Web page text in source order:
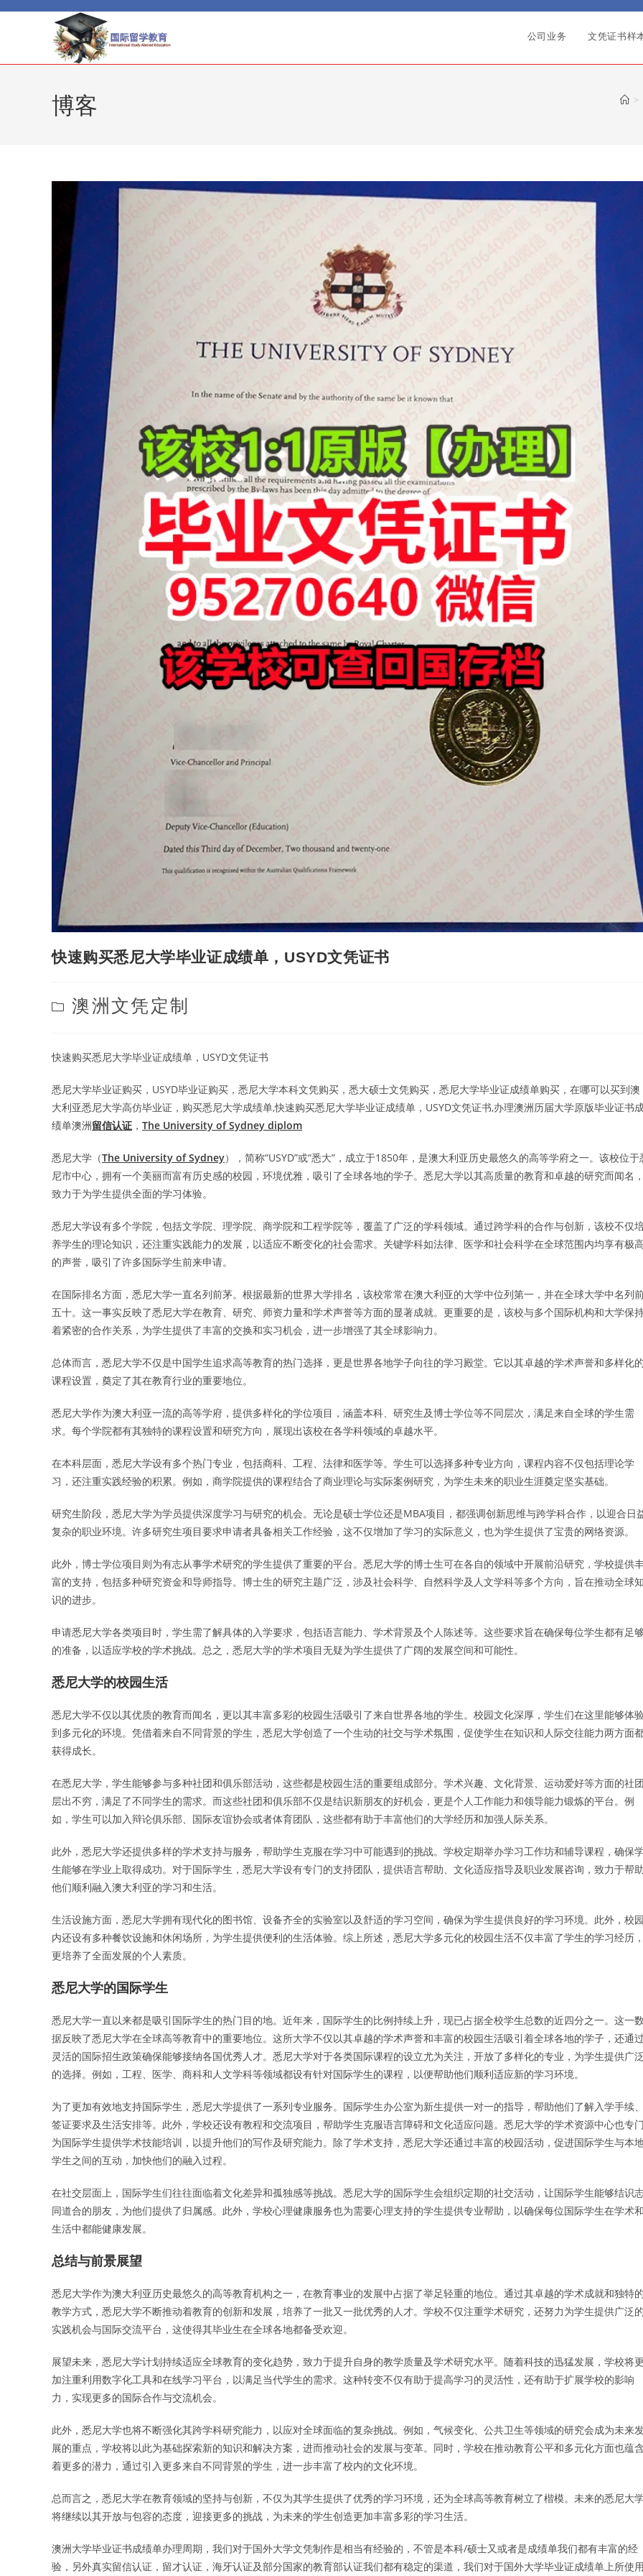
Skip
公司业务 文凭证书样
博客 >
快速购买悉尼大学毕业证成绩单，USYD文凭证书
Post
category:
澳洲文凭定制
快速购买悉尼大学毕业证成绩单，USYD文凭证书
悉尼大学毕业证购买，USYD毕业证购买，悉尼大学本科文凭购买，悉大硕士文凭购买，悉尼大学毕业证成绩单购买，在哪可以买到澳
大利亚悉尼大学高仿毕业证，购买悉尼大学成绩单,快速购买悉尼大学毕业证成绩单，USYD文凭证书,办理澳洲历届大学原版毕业证书
绩单澳洲留信认证 ， The University of Sydney diplom
悉尼大学（The University of Sydney），简称“USYD”或“悉大”，成立于1850年，是澳大利亚历史最悠久的高等学府之一。该校位于
尼市中心，拥有一个美丽而富有历史感的校园，环境优雅，吸引了全球各地的学子。悉尼大学以其高质量的教育和卓越的研究而闻名，
致力于为学生提供全面的学习体验。
悉尼大学设有多个学院，包括文学院、理学院、商学院和工程学院等，覆盖了广泛的学科领域。通过跨学科的合作与创新，该校不仅
养学生的理论知识，还注重实践能力的发展，以适应不断变化的社会需求。关键学科如法律、医学和社会科学在全球范围内均享有极高
的声誉，吸引了许多国际学生前来申请。
在国际排名方面，悉尼大学一直名列前茅。根据最新的世界大学排名，该校常常在澳大利亚的大学中位列第一，并在全球大学中名列
五十。这一事实反映了悉尼大学在教育、研究、师资力量和学术声誉等方面的显著成就。更重要的是，该校与多个国际机构和大学保
着紧密的合作关系，为学生提供了丰富的交换和实习机会，进一步增强了其全球影响力。
总体而言，悉尼大学不仅是中国学生追求高等教育的热门选择，更是世界各地学子向往的学习殿堂。它以其卓越的学术声誉和多样化的
课程设置，奠定了其在教育行业的重要地位。
悉尼大学作为澳大利亚一流的高等学府，提供多样化的学位项目，涵盖本科、研究生及博士学位等不同层次，满足来自全球的学生需
求。每个学院都有其独特的课程设置和研究方向，展现出该校在各学科领域的卓越水平。
在本科层面，悉尼大学设有多个热门专业，包括商科、工程、法律和医学等。学生可以选择多种专业方向，课程内容不仅包括理论学
习，还注重实践经验的积累。例如，商学院提供的课程结合了商业理论与实际案例研究，为学生未来的职业生涯奠定坚实基础。
研究生阶段，悉尼大学为学员提供深度学习与研究的机会。无论是硕士学位还是MBA项目，都强调创新思维与跨学科合作，以迎合日
复杂的职业环境。许多研究生项目要求申请者具备相关工作经验，这不仅增加了学习的实际意义，也为学生提供了宝贵的网络资源。
此外，博士学位项目则为有志从事学术研究的学生提供了重要的平台。悉尼大学的博士生可在各自的领域中开展前沿研究，学校提供
富的支持，包括多种研究资金和导师指导。博士生的研究主题广泛，涉及社会科学、自然科学及人文学科等多个方向，旨在推动全球知
识的进步。
申请悉尼大学各类项目时，学生需了解具体的入学要求，包括语言能力、学术背景及个人陈述等。这些要求旨在确保每位学生都有足够
的准备，以适应学校的学术挑战。总之，悉尼大学的学术项目无疑为学生提供了广阔的发展空间和可能性。
悉尼大学的校园生活
悉尼大学不仅以其优质的教育而闻名，更以其丰富多彩的校园生活吸引了来自世界各地的学生。校园文化深厚，学生们在这里能够体
到多元化的环境。凭借着来自不同背景的学生，悉尼大学创造了一个生动的社交与学术氛围，促使学生在知识和人际交往能力两方面
获得成长。
在悉尼大学，学生能够参与多种社团和俱乐部活动，这些都是校园生活的重要组成部分。学术兴趣、文化背景、运动爱好等方面的社团
层出不穷，满足了不同学生的需求。而这些社团和俱乐部不仅是结识新朋友的好机会，更是个人工作能力和领导能力锻炼的平台。例
如，学生可以加入辩论俱乐部、国际友谊协会或者体育团队，这些都有助于丰富他们的大学经历和加强人际关系。
此外，悉尼大学还提供多样的学术支持与服务，帮助学生克服在学习中可能遇到的挑战。学校定期举办学习工作坊和辅导课程，确保
生能够在学业上取得成功。对于国际学生，悉尼大学设有专门的支持团队，提供语言帮助、文化适应指导及职业发展咨询，致力于帮助
他们顺利融入澳大利亚的学习和生活。
生活设施方面，悉尼大学拥有现代化的图书馆、设备齐全的实验室以及舒适的学习空间，确保为学生提供良好的学习环境。此外，校园
内还设有多种餐饮设施和休闲场所，为学生提供便利的生活体验。综上所述，悉尼大学多元化的校园生活不仅丰富了学生的学习经历，
更培养了全面发展的个人素质。
悉尼大学的国际学生
悉尼大学一直以来都是吸引国际学生的热门目的地。近年来，国际学生的比例持续上升，现已占据全校学生总数的近四分之一。这一数
据反映了悉尼大学在全球高等教育中的重要地位。这所大学不仅以其卓越的学术声誉和丰富的校园生活吸引着全球各地的学子，还通过
灵活的国际招生政策确保能够接纳各国优秀人才。悉尼大学对于各类国际课程的设立尤为关注，开放了多样化的专业，为学生提供广泛
的选择。例如，工程、医学、商科和人文学科等领域都设有针对国际学生的课程，以便帮助他们顺利适应新的学习环境。
为了更加有效地支持国际学生，悉尼大学提供了一系列专业服务。国际学生办公室为新生提供一对一的指导，帮助他们了解入学手续、
签证要求及生活安排等。此外，学校还设有教程和交流项目，帮助学生克服语言障碍和文化适应问题。悉尼大学的学术资源中心也专门
为国际学生提供学术技能培训，以提升他们的写作及研究能力。除了学术支持，悉尼大学还通过丰富的校园活动，促进国际学生与本
学生之间的互动，加快他们的融入过程。
在社交层面上，国际学生们往往面临着文化差异和孤独感等挑战。悉尼大学的国际学生会组织定期的社交活动，让国际学生能够结识
同道合的朋友，为他们提供了归属感。此外，学校心理健康服务也为需要心理支持的学生提供专业帮助，以确保每位国际学生在学术和
生活中都能健康发展。
总结与前景展望
悉尼大学作为澳大利亚历史最悠久的高等教育机构之一，在教育事业的发展中占据了举足轻重的地位。通过其卓越的学术成就和独特的
教学方式，悉尼大学不断推动着教育的创新和发展，培养了一批又一批优秀的人才。学校不仅注重学术研究，还努力为学生提供广泛的
实践机会与国际交流平台，这使得其毕业生在全球各地都备受欢迎。
展望未来，悉尼大学计划持续适应全球教育的变化趋势，致力于提升自身的教学质量及学术研究水平。随着科技的迅猛发展，学校将更
加注重利用数字化工具和在线学习平台，以满足当代学生的需求。这种转变不仅有助于提高学习的灵活性，还有助于扩展学校的影响
力，实现更多的国际合作与交流机会。
此外，悉尼大学也将不断强化其跨学科研究能力，以应对全球面临的复杂挑战。例如，气候变化、公共卫生等领域的研究会成为未来
展的重点，学校将以此为基础探索新的知识和解决方案，进而推动社会的发展与变革。同时，学校在推动教育公平和多元化方面也蕴含
着更多的潜力，通过引入更多来自不同背景的学生，进一步丰富了校内的文化环境。
总而言之，悉尼大学在教育领域的坚持与创新，不仅为其学生提供了优秀的学习环境，还为全球高等教育树立了楷模。未来的悉尼大
将继续以其开放与包容的态度，迎接更多的挑战，为未来的学生创造更加丰富多彩的学习生活。
澳洲大学毕业证书成绩单办理周期，我们对于国外大学文凭制作是相当有经验的，不管是本科/硕士又或者是成绩单我们都有丰富的经
验，另外真实留信认证，留才认证，海牙认证及部分国家的教育部认证我们都有稳定的渠道，我们对于国外大学毕业证成绩单上所使用